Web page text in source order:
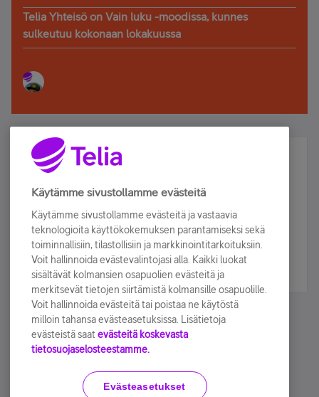
Telia Yhteisö on Vain luku -moodissa, kunnes
sulkeutuu kokonaan lokakuussa
Älä jää paitsi – osallistu ja voita!
Tilaa Telian uutiskirje ja olet mukana arvonnassa.
sähköpostiisi.
Tilaa nyt
Käyttöehdot Accessibility statement
Käytämme sivustollamme evästeitä
Käytämme sivustollamme evästeitä ja vastaavia
teknologioita käyttökokemuksen parantamiseksi sekä
toiminnallisiin, tilastollisiin ja markkinointitarkoituksiin.
Voit hallinnoida evästevalintojasi alla. Kaikki luokat
sisältävät kolmansien osapuolien evästeitä ja
merkitsevät tietojen siirtämistä kolmansille osapuolille.
Voit hallinnoida evästeitä tai poistaa ne käytöstä
milloin tahansa evästeasetuksissa. Lisätietoja
evästeistä saat evästeitä koskevasta
tietosuojaselosteestamme.
Evästeasetukset